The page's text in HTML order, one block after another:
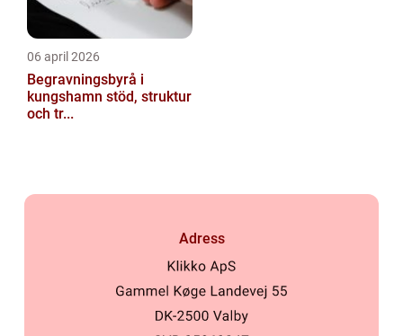
06 april 2026
Begravningsbyrå i
kungshamn stöd, struktur
och tr...
Adress